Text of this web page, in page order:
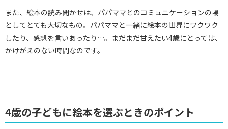
また、絵本の読み聞かせは、パパママとのコミュニケーションの場
としてとても大切なもの。パパママと一緒に絵本の世界にワクワク
したり、感想を言いあったり…。まだまだ甘えたい4歳にとっては、
かけがえのない時間なのです。
4歳の子どもに絵本を選ぶときのポイント